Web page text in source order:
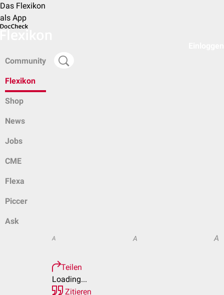
Das Flexikon
als App
Community
Flexikon
Shop
News
Jobs
CME
Flexa
Piccer
Ask
A A A
Teilen
Loading...
Zitieren